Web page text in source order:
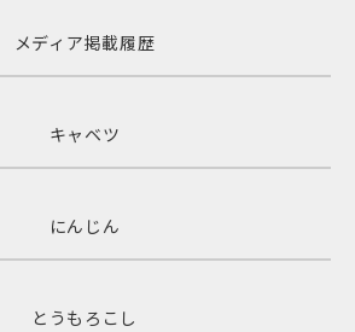
メディア掲載履歴
キャベツ
にんじん
とうもろこし